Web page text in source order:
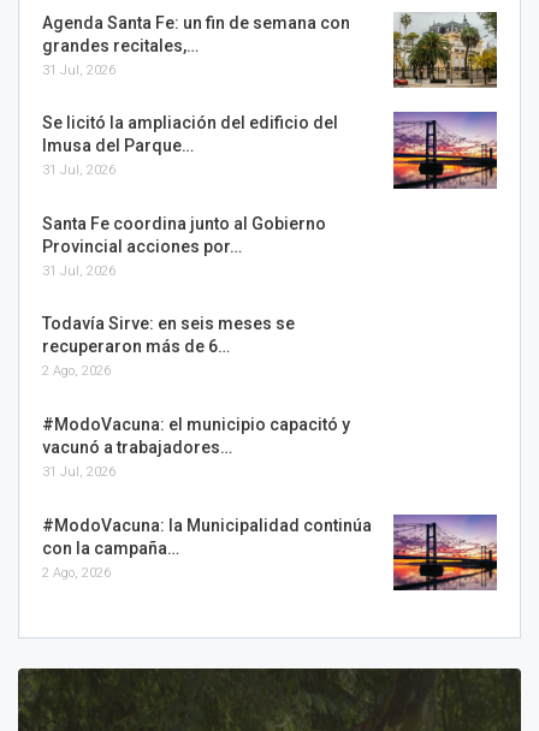
Agenda Santa Fe: un fin de semana con
grandes recitales,…
31 Jul, 2026
Se licitó la ampliación del edificio del
Imusa del Parque…
31 Jul, 2026
Santa Fe coordina junto al Gobierno
Provincial acciones por…
31 Jul, 2026
Todavía Sirve: en seis meses se
recuperaron más de 6…
2 Ago, 2026
#ModoVacuna: el municipio capacitó y
vacunó a trabajadores…
31 Jul, 2026
#ModoVacuna: la Municipalidad continúa
con la campaña…
2 Ago, 2026